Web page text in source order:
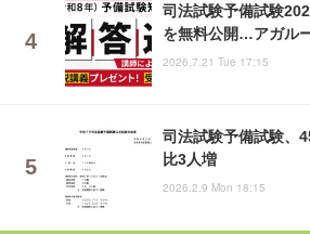
司法試験予備試験
を無料公開…アガル
2026.7.21 Tue 17:15
司法試験予備試験、
比3人増
2026.2.9 Mon 18:15